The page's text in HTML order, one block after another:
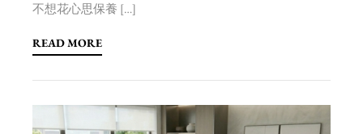
不想花心思保養 […]
READ MORE